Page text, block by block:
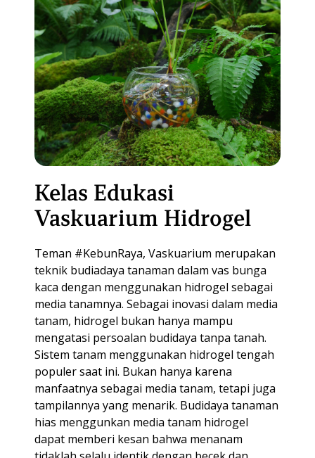
Kelas Edukasi
Vaskuarium Hidrogel
Teman #KebunRaya, Vaskuarium merupakan
teknik budiadaya tanaman dalam vas bunga
kaca dengan menggunakan hidrogel sebagai
media tanamnya. Sebagai inovasi dalam media
tanam, hidrogel bukan hanya mampu
mengatasi persoalan budidaya tanpa tanah.
Sistem tanam menggunakan hidrogel tengah
populer saat ini. Bukan hanya karena
manfaatnya sebagai media tanam, tetapi juga
tampilannya yang menarik. Budidaya tanaman
hias menggunkan media tanam hidrogel
dapat memberi kesan bahwa menanam